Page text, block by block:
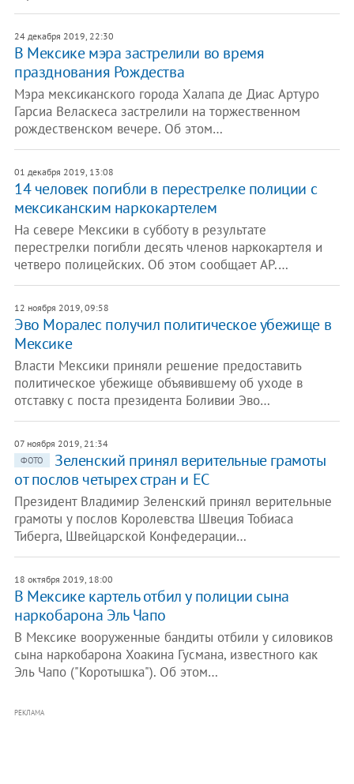
24 декабря 2019, 22:30
В Мексике мэра застрелили во время
празднования Рождества
Мэра мексиканского города Халапа де Диас Артуро
Гарсиа Веласкеса застрелили на торжественном
рождественском вечере. Об этом…
01 декабря 2019, 13:08
14 человек погибли в перестрелке полиции с
мексиканским наркокартелем
На севере Мексики в субботу в результате
перестрелки погибли десять членов наркокартеля и
четверо полицейских. Об этом сообщает AP.…
12 ноября 2019, 09:58
Эво Моралес получил политическое убежище в
Мексике
Власти Мексики приняли решение предоставить
политическое убежище объявившему об уходе в
отставку с поста президента Боливии Эво…
07 ноября 2019, 21:34
ФОТО
Зеленский принял верительные грамоты
от послов четырех стран и ЕС
Президент Владимир Зеленский принял верительные
грамоты у послов Королевства Швеция Тобиаса
Тиберга, Швейцарской Конфедерации…
18 октября 2019, 18:00
В Мексике картель отбил у полиции сына
наркобарона Эль Чапо
В Мексике вооруженные бандиты отбили у силовиков
сына наркобарона Хоакина Гусмана, известного как
Эль Чапо ("Коротышка"). Об этом…
РЕКЛАМА